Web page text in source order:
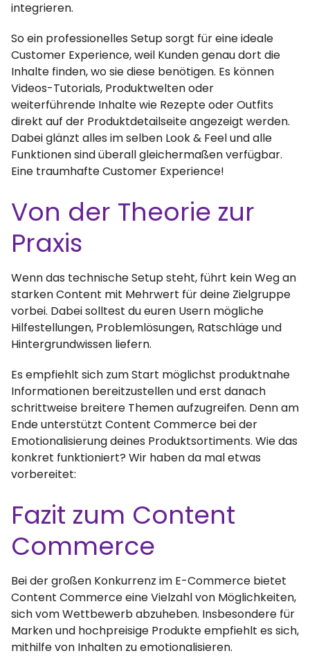
integrieren.
So ein professionelles Setup sorgt für eine ideale
Customer Experience, weil Kunden genau dort die
Inhalte finden, wo sie diese benötigen. Es können
Videos-Tutorials, Produktwelten oder
weiterführende Inhalte wie Rezepte oder Outfits
direkt auf der Produktdetailseite angezeigt werden.
Dabei glänzt alles im selben Look & Feel und alle
Funktionen sind überall gleichermaßen verfügbar.
Eine traumhafte Customer Experience!
Von der Theorie zur
Praxis
Wenn das technische Setup steht, führt kein Weg an
starken Content mit Mehrwert für deine Zielgruppe
vorbei. Dabei solltest du euren Usern mögliche
Hilfestellungen, Problemlösungen, Ratschläge und
Hintergrundwissen liefern.
Es empfiehlt sich zum Start möglichst produktnahe
Informationen bereitzustellen und erst danach
schrittweise breitere Themen aufzugreifen. Denn am
Ende unterstützt Content Commerce bei der
Emotionalisierung deines Produktsortiments. Wie das
konkret funktioniert? Wir haben da mal etwas
vorbereitet:
Fazit zum Content
Commerce
Bei der großen Konkurrenz im E-Commerce bietet
Content Commerce eine Vielzahl von Möglichkeiten,
sich vom Wettbewerb abzuheben. Insbesondere für
Marken und hochpreisige Produkte empfiehlt es sich,
mithilfe von Inhalten zu emotionalisieren.